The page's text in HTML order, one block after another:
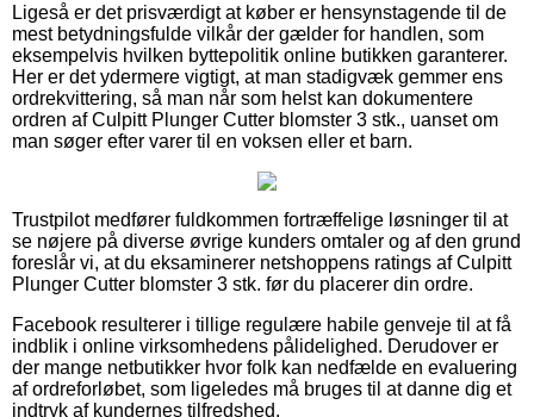
Ligeså er det prisværdigt at køber er hensynstagende til de
mest betydningsfulde vilkår der gælder for handlen, som
eksempelvis hvilken byttepolitik online butikken garanterer.
Her er det ydermere vigtigt, at man stadigvæk gemmer ens
ordrekvittering, så man når som helst kan dokumentere
ordren af Culpitt Plunger Cutter blomster 3 stk., uanset om
man søger efter varer til en voksen eller et barn.
Trustpilot medfører fuldkommen fortræffelige løsninger til at
se nøjere på diverse øvrige kunders omtaler og af den grund
foreslår vi, at du eksaminerer netshoppens ratings af Culpitt
Plunger Cutter blomster 3 stk. før du placerer din ordre.
Facebook resulterer i tillige regulære habile genveje til at få
indblik i online virksomhedens pålidelighed. Derudover er
der mange netbutikker hvor folk kan nedfælde en evaluering
af ordreforløbet, som ligeledes må bruges til at danne dig et
indtryk af kundernes tilfredshed.